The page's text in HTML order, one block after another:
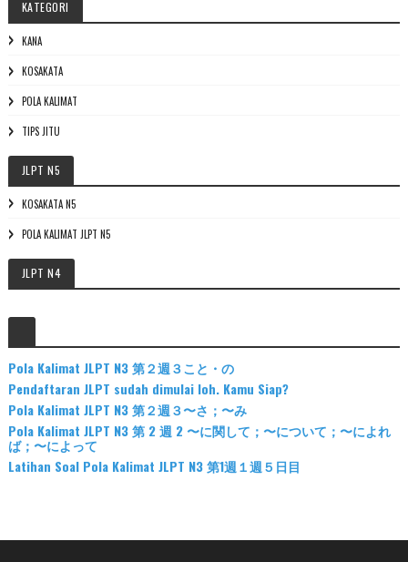
KATEGORI
KANA
KOSAKATA
POLA KALIMAT
TIPS JITU
JLPT N5
KOSAKATA N5
POLA KALIMAT JLPT N5
JLPT N4
Pola Kalimat JLPT N3 第２週３こと・の
Pendaftaran JLPT sudah dimulai loh. Kamu Siap?
Pola Kalimat JLPT N3 第２週３〜さ；〜み
Pola Kalimat JLPT N3 第 2 週 2 〜に関して；〜について；〜によれ
ば；〜によって
Latihan Soal Pola Kalimat JLPT N3 第1週１週５日目